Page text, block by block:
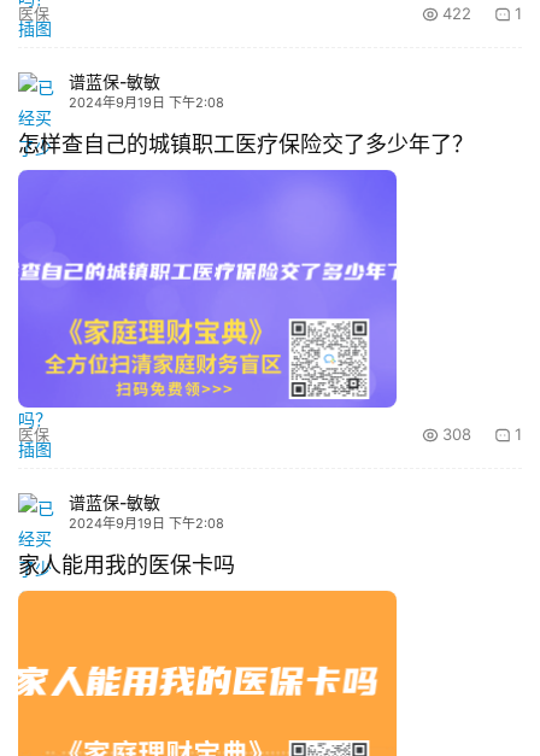
医保 422 1
谱蓝保-敏敏
2024年9月19日 下午2:08
怎样查自己的城镇职工医疗保险交了多少年了？
医保 308 1
谱蓝保-敏敏
2024年9月19日 下午2:08
家人能用我的医保卡吗